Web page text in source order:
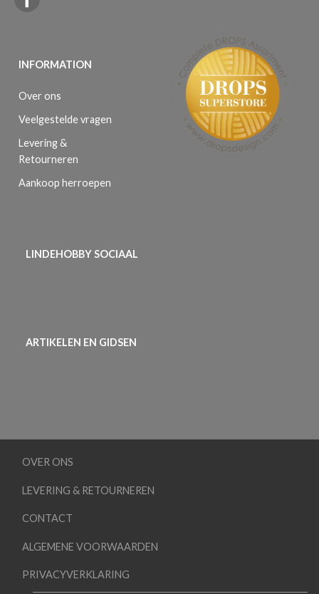
INFORMATION
Over ons
Veelgestelde vragen
Levering &
Retourneren
Aankoop herroepen
LINDEHOBBY SOCIAAL
ARTIKELEN EN GIDSEN
OVER ONS
LEVERING & RETOURNEREN
CONTACT
ALGEMENE VOORWAARDEN
PRIVACYVERKLARING